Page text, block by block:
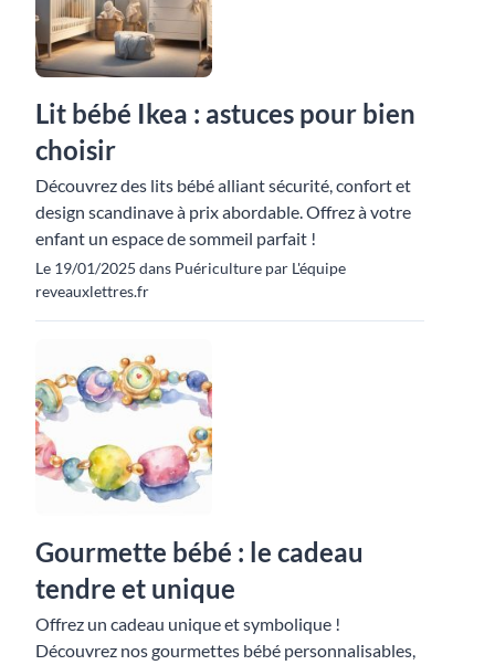
Lit bébé Ikea : astuces pour bien
choisir
Découvrez des lits bébé alliant sécurité, confort et
design scandinave à prix abordable. Offrez à votre
enfant un espace de sommeil parfait !
Le 19/01/2025 dans Puériculture par L'équipe
reveauxlettres.fr
Gourmette bébé : le cadeau
tendre et unique
Offrez un cadeau unique et symbolique !
Découvrez nos gourmettes bébé personnalisables,